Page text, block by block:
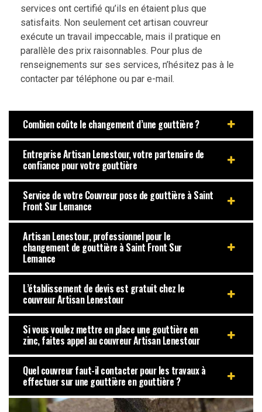
services ont certifié qu’ils en étaient plus que
satisfaits. Non seulement cet artisan couvreur
exécute un travail impeccable, mais il pratique en
parallèle des prix raisonnables. Pour plus de
renseignements sur ses services, n’hésitez pas à le
contacter par téléphone ou par e-mail.
Combien coûte le changement d’une gouttière ?
Entreprise Artisan Lenestour, votre partenaire de
confiance pour votre gouttière
Service de votre Couvreur pose de gouttière à Saint
Front Sur Lemance
Artisan Lenestour, professionnel pour le
changement de gouttière à Saint Front Sur
Lemance
L’établissement de devis est gratuit chez le
couvreur Artisan Lenestour
Si vous voulez mettre en place une gouttière en
zinc, faites appel au couvreur Artisan Lenestour
Quel couvreur faut-il contacter pour les travaux à
effectuer sur une gouttière en gouttière ?